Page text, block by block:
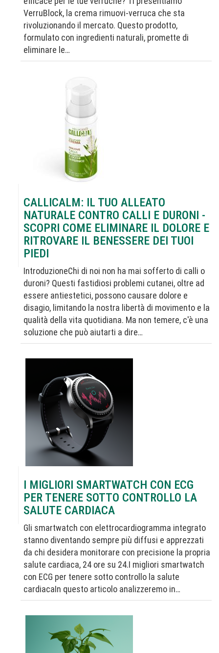
VerruBlock, la crema rimuovi-verruca che sta
rivoluzionando il mercato. Questo prodotto,
formulato con ingredienti naturali, promette di
eliminare le…
CALLICALM: IL TUO ALLEATO
NATURALE CONTRO CALLI E DURONI -
SCOPRI COME ELIMINARE IL DOLORE E
RITROVARE IL BENESSERE DEI TUOI
PIEDI
IntroduzioneChi di noi non ha mai sofferto di calli o
duroni? Questi fastidiosi problemi cutanei, oltre ad
essere antiestetici, possono causare dolore e
disagio, limitando la nostra libertà di movimento e la
qualità della vita quotidiana. Ma non temere, c'è una
soluzione che può aiutarti a dire…
I MIGLIORI SMARTWATCH CON ECG
PER TENERE SOTTO CONTROLLO LA
SALUTE CARDIACA
Gli smartwatch con elettrocardiogramma integrato
stanno diventando sempre più diffusi e apprezzati
da chi desidera monitorare con precisione la propria
salute cardiaca, 24 ore su 24.I migliori smartwatch
con ECG per tenere sotto controllo la salute
cardiacaIn questo articolo analizzeremo in…